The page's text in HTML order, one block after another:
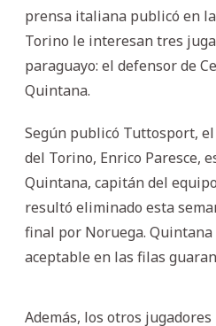
prensa italiana publicó en
Torino le interesan tres
paraguayo: el defensor de
Quintana.
Según publicó Tuttosport,
del Torino, Enrico Paresce,
Quintana, capitán del
resultó eliminado esta
final por Noruega.
aceptable en las filas
Además, los otros